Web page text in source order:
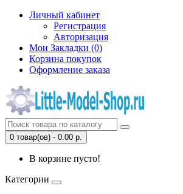
Личный кабинет
Регистрация
Авторизация
Мои Закладки (0)
Корзина покупок
Оформление заказа
0 товар(ов) - 0.00 р.
В корзине пусто!
Категории